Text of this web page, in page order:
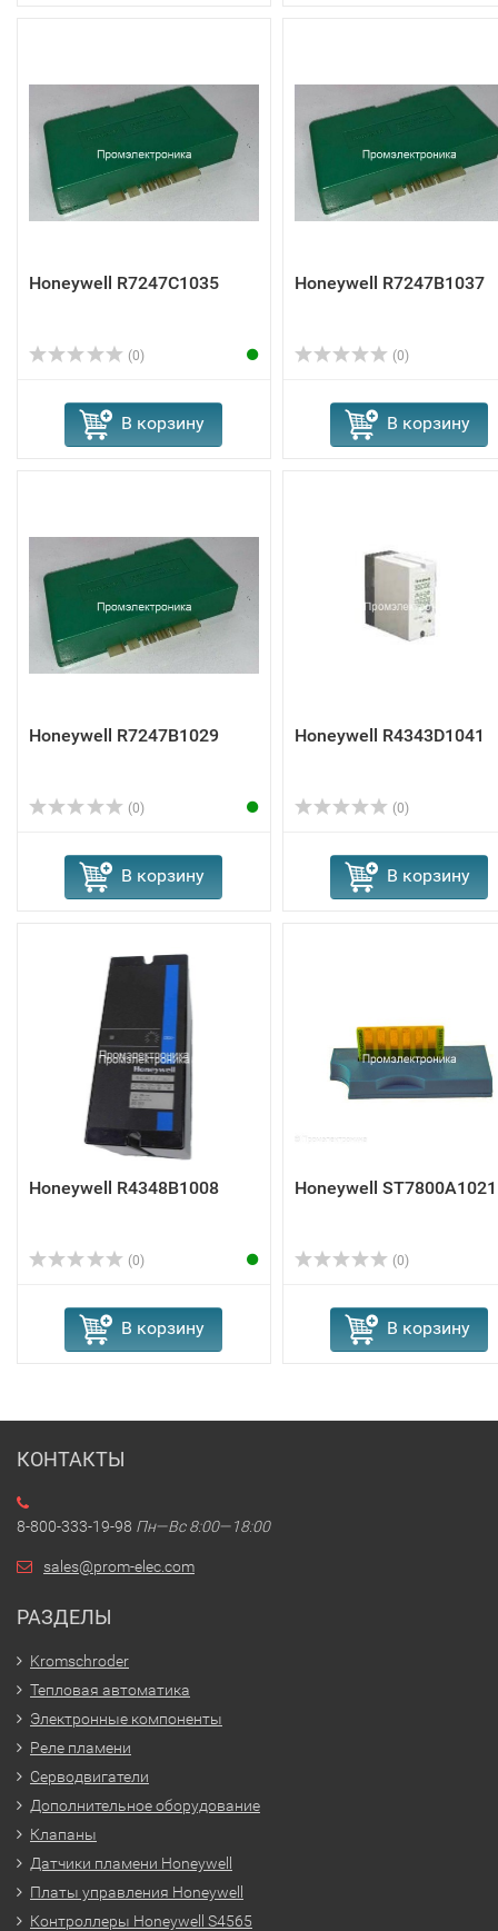
Honeywell R7247C1035
(0)
В корзину
Honeywell R7247B1037
(0)
В корзину
Honeywell R7247B1029
(0)
В корзину
Honeywell R4343D1041
(0)
В корзину
Honeywell R4348B1008
(0)
В корзину
Honeywell ST7800A1021
(0)
В корзину
КОНТАКТЫ
8-800-333-19-98 Пн—Вс 8:00—18:00
sales@prom-elec.com
РАЗДЕЛЫ
Kromschroder
Тепловая автоматика
Электронные компоненты
Реле пламени
Серводвигатели
Дополнительное оборудование
Клапаны
Датчики пламени Honeywell
Платы управления Honeywell
Контроллеры Honeywell S4565